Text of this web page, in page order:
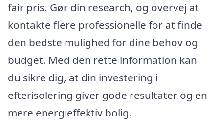
fair pris. Gør din research, og overvej at
kontakte flere professionelle for at finde
den bedste mulighed for dine behov og
budget. Med den rette information kan
du sikre dig, at din investering i
efterisolering giver gode resultater og en
mere energieffektiv bolig.